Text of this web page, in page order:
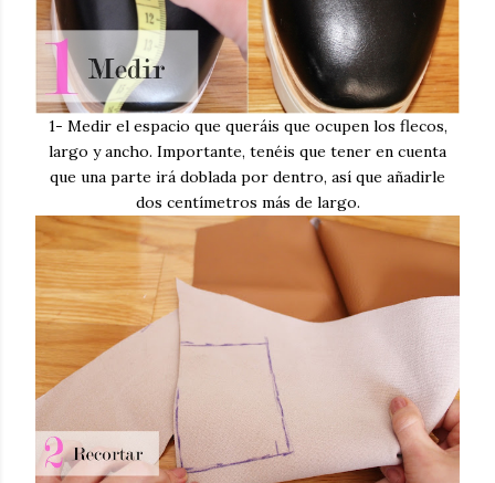
1- Medir el espacio que queráis que ocupen los flecos,
largo y ancho. Importante, tenéis que tener en cuenta
que una parte irá doblada por dentro, así que añadirle
dos centímetros más de largo.